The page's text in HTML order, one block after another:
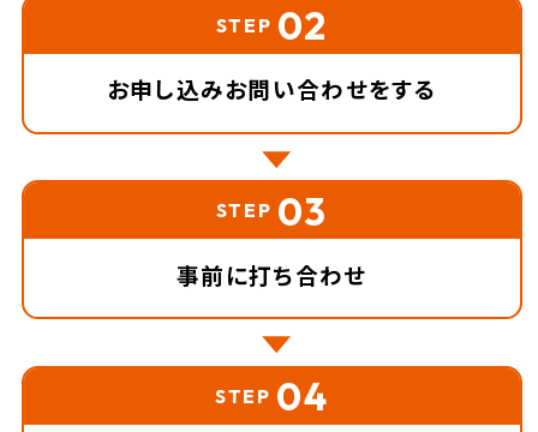
STEP 02
お申し込みお問い合わせをする
STEP 03
事前に打ち合わせ
STEP 04